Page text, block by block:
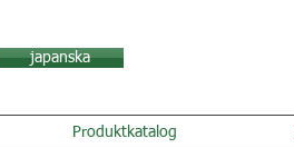
japanska
Produktkatalog